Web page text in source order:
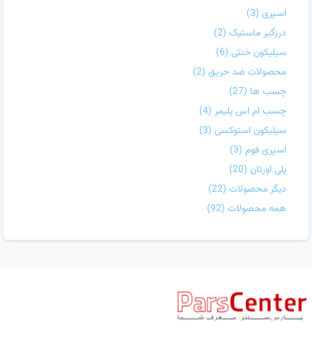
اسپری (3)
درزگیر ماستیک (2)
سیلیکون خنثی (6)
محصولات ضد حریق (2)
چسب ها (27)
چسب ام اس پلیمر (4)
سیلیکون استوکسی (3)
اسپری فوم (3)
پلی اورتان (20)
دیگر محصولات (22)
همه محصولات (92)